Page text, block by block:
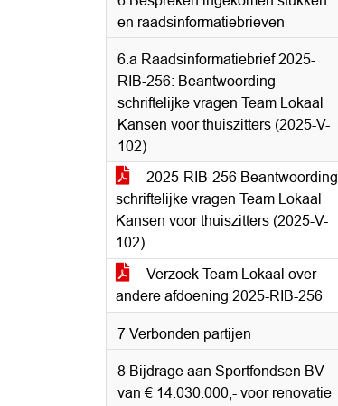
en raadsinformatiebrieven
6.a Raadsinformatiebrief 2025-
RIB-256: Beantwoording
schriftelijke vragen Team Lokaal
Kansen voor thuiszitters (2025-V-
102)
2025-RIB-256 Beantwoording
schriftelijke vragen Team Lokaal
Kansen voor thuiszitters (2025-V-
102)
Verzoek Team Lokaal over
andere afdoening 2025-RIB-256
7 Verbonden partijen
8 Bijdrage aan Sportfondsen BV
van € 14.030.000,- voor renovatie